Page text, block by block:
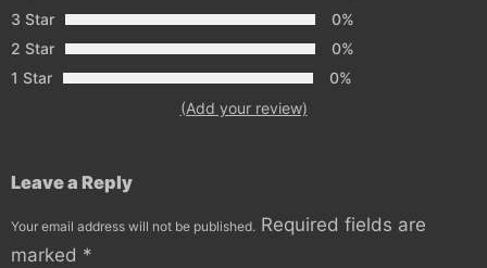
3 Star
0%
2 Star
0%
1 Star
0%
(Add your review)
Leave a Reply
Your email address will not be published. Required fields are
marked *